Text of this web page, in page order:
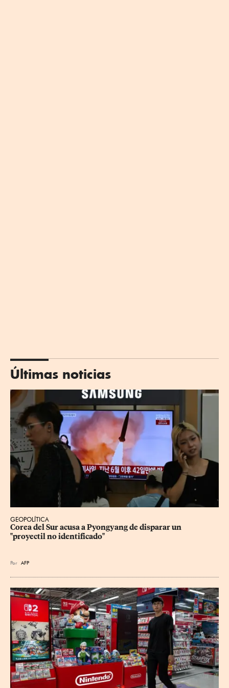
Últimas noticias
GEOPOLÍTICA
Corea del Sur acusa a Pyongyang de disparar un
"proyectil no identificado"
Por AFP